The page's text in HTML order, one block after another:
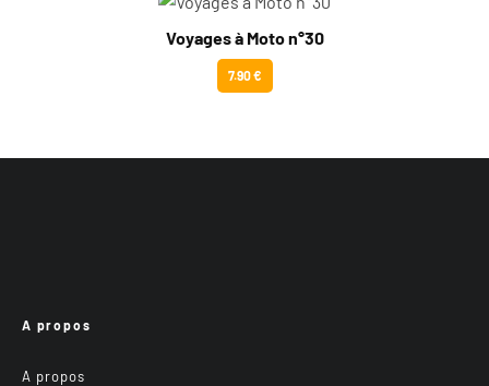
Voyages à Moto n°30
7.90 €
A propos
A propos